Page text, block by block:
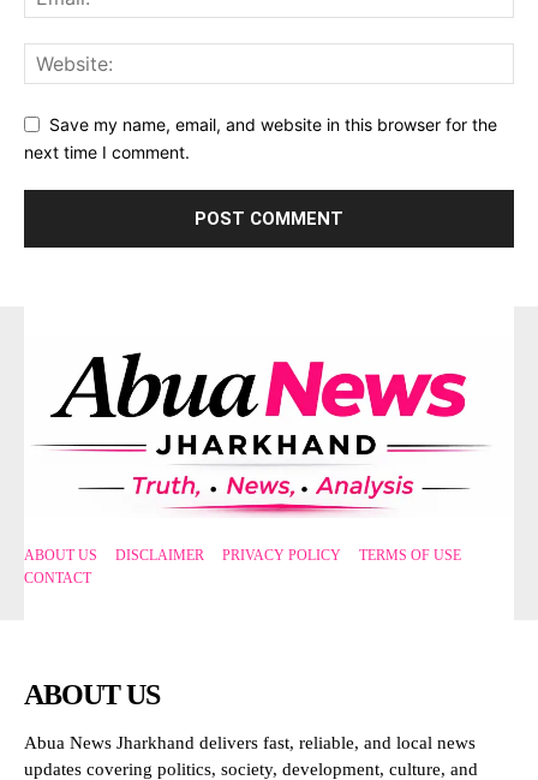
Save my name, email, and website in this browser for the
next time I comment.
ABOUT US DISCLAIMER PRIVACY POLICY
TERMS OF USE
CONTACT
ABOUT US
Abua News Jharkhand delivers fast, reliable, and local news
updates covering politics, society, development, culture, and